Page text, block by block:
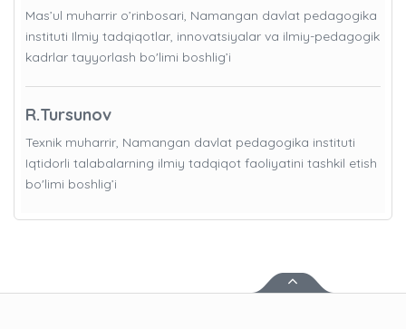
Mas’ul muharrir o’rinbosari, Namangan davlat pedagogika
instituti Ilmiy tadqiqotlar, innovatsiyalar va ilmiy-pedagogik
kadrlar tayyorlash bo'limi boshlig’i
R.Tursunov
Texnik muharrir, Namangan davlat pedagogika instituti
Iqtidorli talabalarning ilmiy tadqiqot faoliyatini tashkil etish
bo'limi boshlig’i